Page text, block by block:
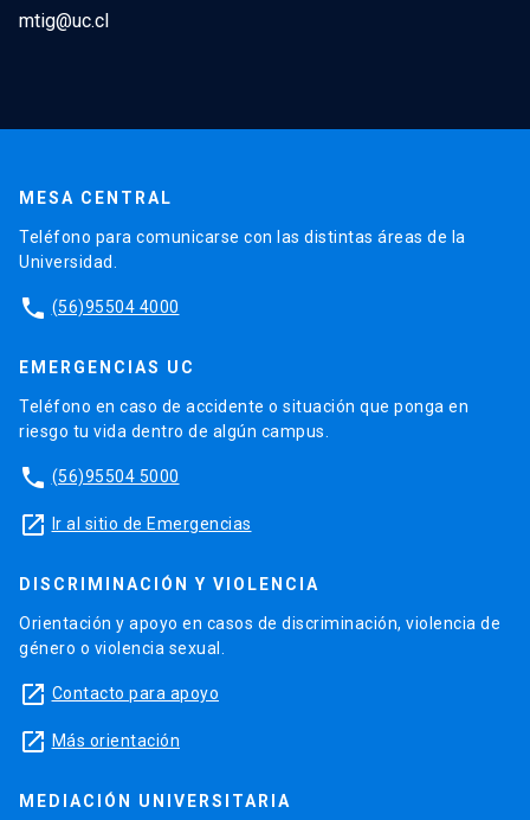
mtig@uc.cl
MESA CENTRAL
Teléfono para comunicarse con las distintas áreas de la
Universidad.
phone (56)95504 4000
EMERGENCIAS UC
Teléfono en caso de accidente o situación que ponga en
riesgo tu vida dentro de algún campus.
phone (56)95504 5000
launch Ir al sitio de Emergencias
DISCRIMINACIÓN Y VIOLENCIA
Orientación y apoyo en casos de discriminación, violencia de
género o violencia sexual.
launch Contacto para apoyo
launch Más orientación
MEDIACIÓN UNIVERSITARIA